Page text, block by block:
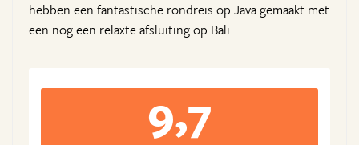
hebben een fantastische rondreis op Java gemaakt met
een nog een relaxte afsluiting op Bali.
9,7